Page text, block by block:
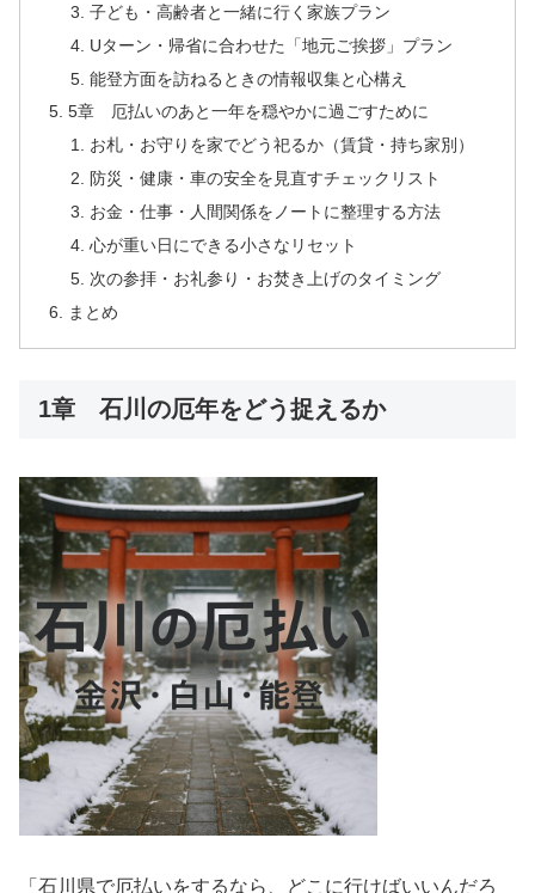
子ども・高齢者と一緒に行く家族プラン
Uターン・帰省に合わせた「地元ご挨拶」プラン
能登方面を訪ねるときの情報収集と心構え
5章 厄払いのあと一年を穏やかに過ごすために
お札・お守りを家でどう祀るか（賃貸・持ち家別）
防災・健康・車の安全を見直すチェックリスト
お金・仕事・人間関係をノートに整理する方法
心が重い日にできる小さなリセット
次の参拝・お礼参り・お焚き上げのタイミング
まとめ
1章 石川の厄年をどう捉えるか
「石川県で厄払いをするなら、どこに行けばいいんだろ